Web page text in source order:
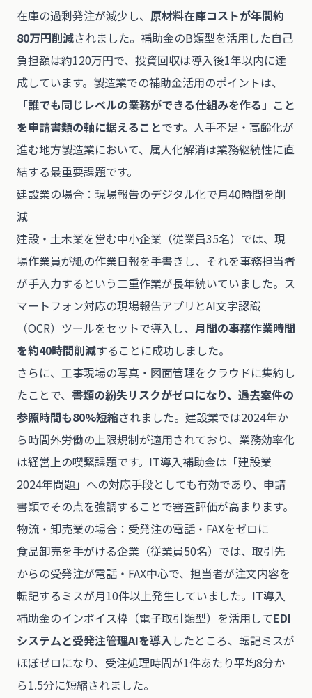
在庫の過剰発注が減少し、 原材料在庫コストが年間約
80万円削減されました。補助金のB類型を活用した自己
負担額は約120万円で、投資回収は導入後1年以内に達
成しています。製造業での補助金活用のポイントは、
「誰でも同じレベルの業務ができる仕組みを作る」こと
を申請書類の軸に据えることです。人手不足・高齢化が
進む地方製造業において、属人化解消は業務継続性に直
結する最重要課題です。
建設業の場合：現場報告のデジタル化で月40時間を削
減
建設・土木業を営む中小企業（従業員35名）では、現
場作業員が紙の作業日報を手書きし、それを事務担当者
が手入力するという二重作業が長年続いていました。ス
マートフォン対応の現場報告アプリとAI文字認識
（OCR）ツールをセットで導入し、 月間の事務作業時間
を約40時間削減することに成功しました。
さらに、工事現場の写真・図面管理をクラウドに集約し
たことで、 書類の紛失リスクがゼロになり、過去案件の
参照時間も80%短縮されました。建設業では2024年か
ら時間外労働の上限規制が適用されており、業務効率化
は経営上の喫緊課題です。IT導入補助金は「建設業
2024年問題」への対応手段としても有効であり、申請
書類でその点を強調することで審査評価が高まります。
物流・卸売業の場合：受発注の電話・FAXをゼロに
食品卸売を手がける企業（従業員50名）では、取引先
からの受発注が電話・FAX中心で、担当者が注文内容を
転記するミスが月10件以上発生していました。IT導入
補助金のインボイス枠（電子取引類型）を活用してEDI
システムと受発注管理AIを導入したところ、転記ミスが
ほぼゼロになり、受注処理時間が1件あたり平均8分か
ら1.5分に短縮されました。